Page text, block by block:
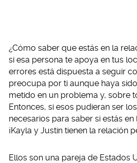
¿Cómo saber que estás en la
si esa persona te apoya en tus
errores está dispuesta a seguir
preocupa por ti aunque haya
metido en un problema y, sobre
Entonces, si esos pudieran ser
necesarios para saber si estás
¡Kayla y Justin tienen la relación
Ellos son una pareja de Estados